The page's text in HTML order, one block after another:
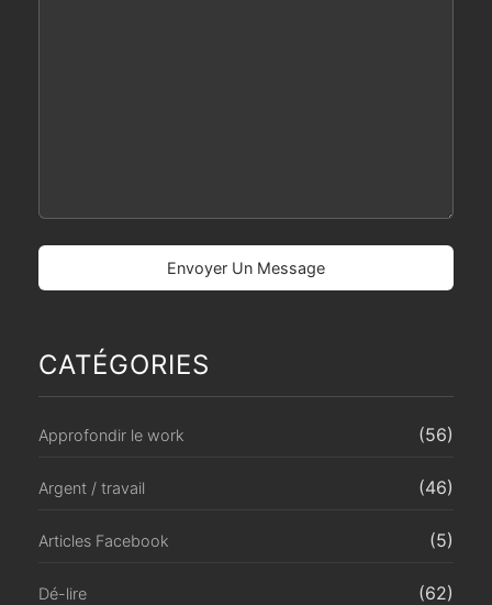
CATÉGORIES
Approfondir le work (56)
Argent / travail (46)
Articles Facebook (5)
Dé-lire (62)